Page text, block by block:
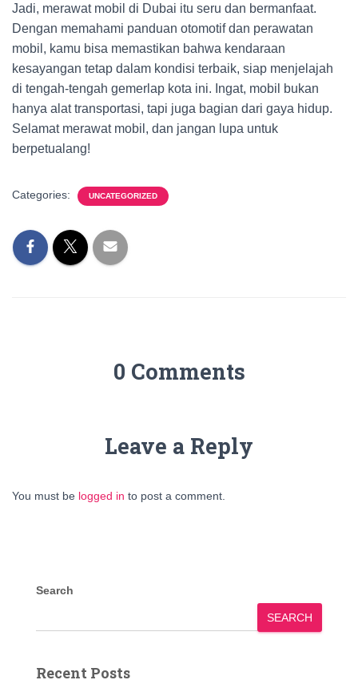
Jadi, merawat mobil di Dubai itu seru dan bermanfaat.
Dengan memahami panduan otomotif dan perawatan
mobil, kamu bisa memastikan bahwa kendaraan
kesayangan tetap dalam kondisi terbaik, siap menjelajah
di tengah-tengah gemerlap kota ini. Ingat, mobil bukan
hanya alat transportasi, tapi juga bagian dari gaya hidup.
Selamat merawat mobil, dan jangan lupa untuk
berpetualang!
Categories: UNCATEGORIZED
0 Comments
Leave a Reply
You must be logged in to post a comment.
Search
SEARCH
Recent Posts